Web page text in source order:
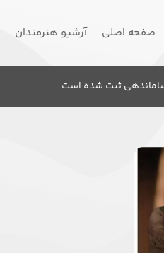
صفحه اصلی آرشیو هنرمندان
ساماندهی ثبت شده است